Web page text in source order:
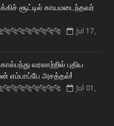
சூட்டில் காயமடைந்தவர்
Jul 17,
வரலாற்றில் புதிய
எம்பாப்பே அசத்தல்!
Jul 01,